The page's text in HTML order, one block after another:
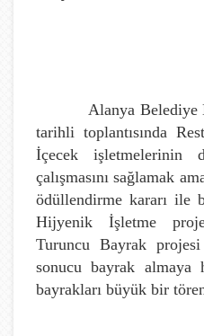
Alanya
tarihli toplantısında
İçecek işletmelerinin
çalışmasını sağlamak
ödüllendirme kararı ile
Hijyenik İşletme
Turuncu Bayrak projesi
sonucu bayrak almaya
bayrakları büyük bir